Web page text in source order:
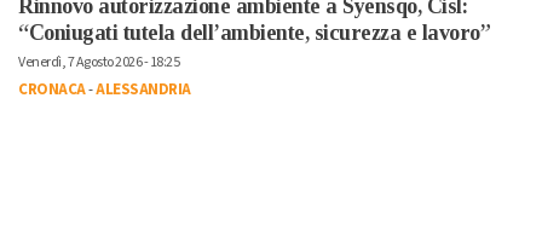
Rinnovo autorizzazione ambiente a Syensqo, Cisl:
“Coniugati tutela dell’ambiente, sicurezza e lavoro”
Venerdì, 7 Agosto 2026 - 18:25
CRONACA-ALESSANDRIA